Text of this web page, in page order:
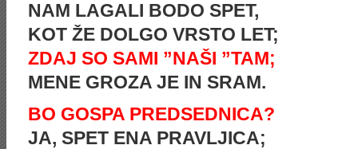
NAM LAGALI BODO SPET,
KOT ŽE DOLGO VRSTO LET;
ZDAJ SO SAMI ”NAŠI ”TAM;
MENE GROZA JE IN SRAM.
BO GOSPA PREDSEDNICA?
JA, SPET ENA PRAVLJICA;